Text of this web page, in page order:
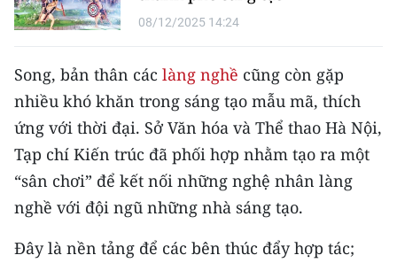
Media Pháp luật
Media Thế giới
Media Thể thao
Media Giáo dục
Media Y tế
Media Khoa học - Công nghệ
08/12/2025 14:24
Song, bản thân các làng nghề cũng còn gặp
nhiều khó khăn trong sáng tạo mẫu mã, thích
ứng với thời đại. Sở Văn hóa và Thể thao Hà Nội,
Tạp chí Kiến trúc đã phối hợp nhằm tạo ra một
“sân chơi” để kết nối những nghệ nhân làng
nghề với đội ngũ những nhà sáng tạo.
Đây là nền tảng để các bên thúc đẩy hợp tác;